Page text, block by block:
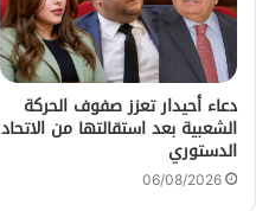
دعاء أحيدار تعزز صفوف الحركة
الشعبية بعد استقالتها من الاتحاد
الدستوري
06/08/2026